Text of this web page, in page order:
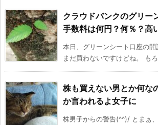
クラウドバンクのグリー
手数料は何円？何％？高
本日、グリーンシート口座の開
まだ買わないですけどね。 も
株も買えない男とか何な
か言われるよ女子に
株男子からの警告(^^)/ とまぁ